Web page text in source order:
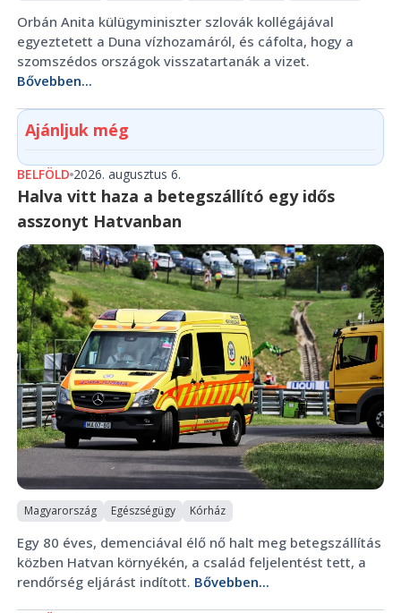
Orbán Anita külügyminiszter szlovák kollégájával
egyeztetett a Duna vízhozamáról, és cáfolta, hogy a
szomszédos országok visszatartanák a vizet.
Bővebben...
Ajánljuk még
BELFÖLD 2026. augusztus 6.
Halva vitt haza a betegszállító egy idős
asszonyt Hatvanban
Magyarország Egészségügy Kórház
Egy 80 éves, demenciával élő nő halt meg betegszállítás
közben Hatvan környékén, a család feljelentést tett, a
rendőrség eljárást indított. Bővebben...